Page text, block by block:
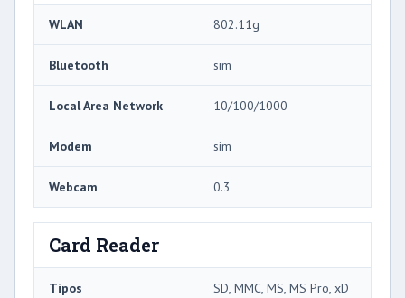
WLAN 802.11g
Bluetooth sim
Local Area Network 10/100/1000
Modem sim
Webcam 0.3
Card Reader
Tipos SD, MMC, MS, MS Pro, xD